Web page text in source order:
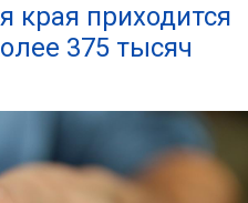
края приходится
375 тысяч